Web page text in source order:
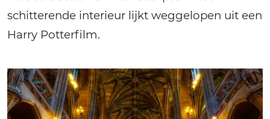
schitterende interieur lijkt weggelopen uit een
Harry Potterfilm.